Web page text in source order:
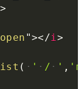
>
"></i>
( ' / ' ,